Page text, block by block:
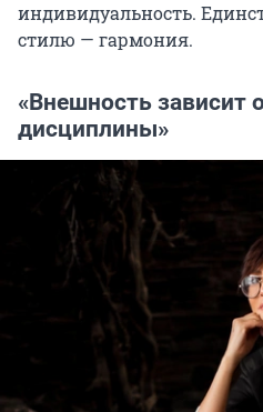
индивидуальность.
стилю — гармония.
«Внешность зависит
дисциплины»